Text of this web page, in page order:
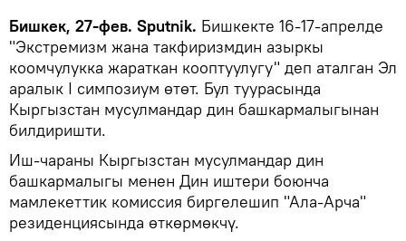
Бишкек, 27-фев. Sputnik. Бишкекте 16-17-апрелде
"Экстремизм жана такфиризмдин азыркы
коомчулукка жараткан кооптуулугу" деп аталган Эл
аралык I симпозиум өтөт. Бул туурасында
Кыргызстан мусулмандар дин башкармалыгынан
билдиришти.
Иш-чараны Кыргызстан мусулмандар дин
башкармалыгы менен Дин иштери боюнча
мамлекеттик комиссия биргелешип "Ала-Арча"
резиденциясында өткөрмөкчү.